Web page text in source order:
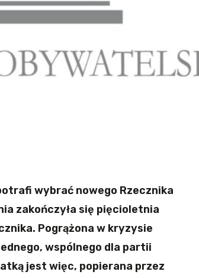
wybrać nowego Rzecznika
zakończyła się pięcioletnia
Pogrążona w kryzysie
wspólnego dla partii
jest więc, popierana przez